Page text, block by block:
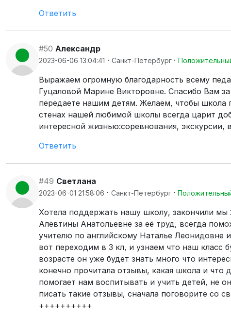
Ответить
#50 Александр
2023-06-06 13:04:41 · Санкт-Петербург ·
Выражаем огромную благодарность всему
Гуцаловой Марине Викторовне. Спасибо Вам
передаете нашим детям. Желаем, чтобы школа
стенах нашей любимой школы всегда царит
интересной жизнью:соревнования,
Ответить
#49 Светлана
2023-06-01 21:58:06 · Санкт-Петербург ·
Хотела поддержать нашу школу, закончили
Алевтины Анатольевне за её труд, всегда
учителю по английскому Наталье Леонидовне
вот переходим в 3 кл, и узнаем что наш класс
возрасте он уже будет знать много что
конечно прочитала отзывы, какая школа и
помогает нам воспитывать и учить детей, не
писать такие отзывы, сначала поговорите со
++++++++++